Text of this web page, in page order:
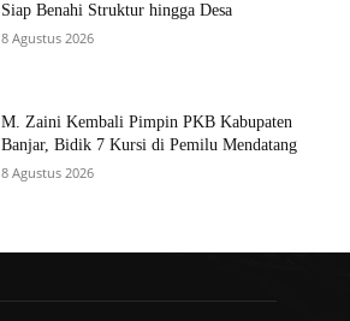
Siap Benahi Struktur hingga Desa
8 Agustus 2026
M. Zaini Kembali Pimpin PKB Kabupaten
Banjar, Bidik 7 Kursi di Pemilu Mendatang
8 Agustus 2026